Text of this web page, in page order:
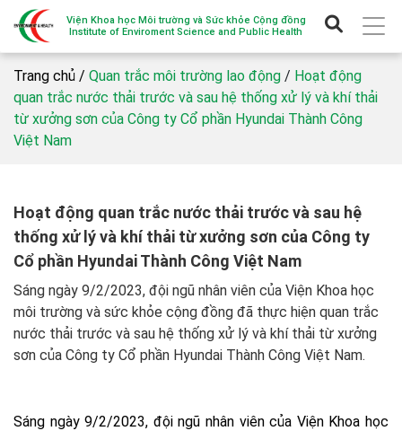
Viện Khoa học Môi trường và Sức khỏe Cộng đồng
Institute of Enviroment Science and Public Health
Trang chủ / Quan trắc môi trường lao động / Hoạt động
quan trắc nước thải trước và sau hệ thống xử lý và khí thải
từ xưởng sơn của Công ty Cổ phần Hyundai Thành Công
Việt Nam
Hoạt động quan trắc nước thải trước và sau hệ
thống xử lý và khí thải từ xưởng sơn của Công ty
Cổ phần Hyundai Thành Công Việt Nam
Sáng ngày 9/2/2023, đội ngũ nhân viên của Viện Khoa học
môi trường và sức khỏe cộng đồng đã thực hiện quan trắc
nước thải trước và sau hệ thống xử lý và khí thải từ xưởng
sơn của Công ty Cổ phần Hyundai Thành Công Việt Nam.
Sáng ngày 9/2/2023, đội ngũ nhân viên của Viện Khoa học